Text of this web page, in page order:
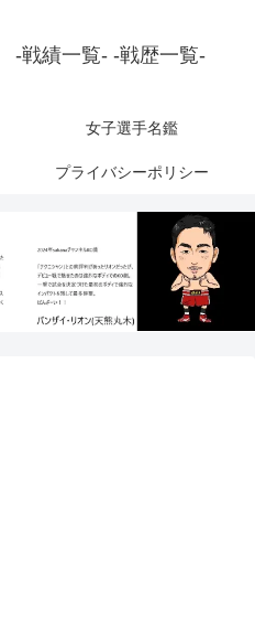
-戦績一覧- -戦歴一覧-
女子選手名鑑
プライバシーポリシー